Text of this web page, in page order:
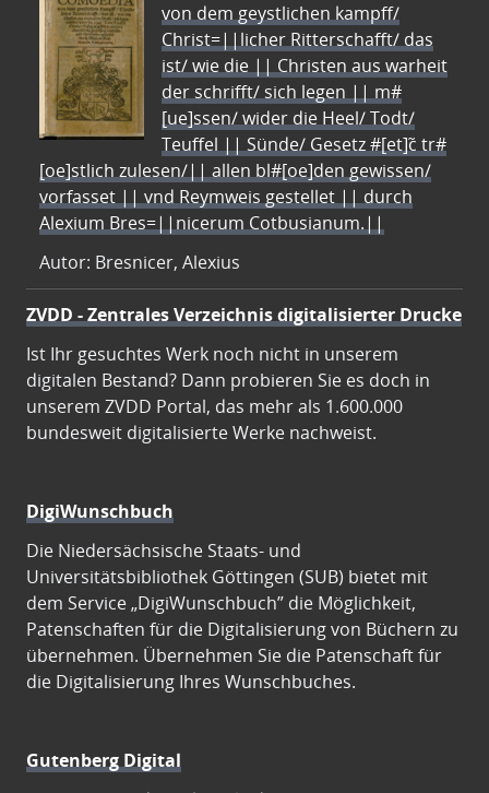
von dem geystlichen kampff/
Christ=||licher Ritterschafft/ das
ist/ wie die || Christen aus warheit
der schrifft/ sich legen || m#
[ue]ssen/ wider die Heel/ Todt/
Teuffel || Sünde/ Gesetz #[et]c̃ tr#
[oe]stlich zulesen/|| allen bl#[oe]den gewissen/
vorfasset || vnd Reymweis gestellet || durch
Alexium Bres=||nicerum Cotbusianum.||
Autor: Bresnicer, Alexius
ZVDD - Zentrales Verzeichnis digitalisierter Drucke
Ist Ihr gesuchtes Werk noch nicht in unserem
digitalen Bestand? Dann probieren Sie es doch in
unserem ZVDD Portal, das mehr als 1.600.000
bundesweit digitalisierte Werke nachweist.
DigiWunschbuch
Die Niedersächsische Staats- und
Universitätsbibliothek Göttingen (SUB) bietet mit
dem Service „DigiWunschbuch” die Möglichkeit,
Patenschaften für die Digitalisierung von Büchern zu
übernehmen. Übernehmen Sie die Patenschaft für
die Digitalisierung Ihres Wunschbuches.
Gutenberg Digital